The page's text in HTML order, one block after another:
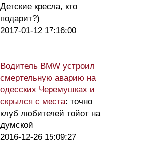
Детские кресла, кто
подарит?)
2017-01-12 17:16:00
Водитель BMW устроил
смертельную аварию на
одесских Черемушках и
скрылся с места: точно
клуб любителей тойот на
думской
2016-12-26 15:09:27